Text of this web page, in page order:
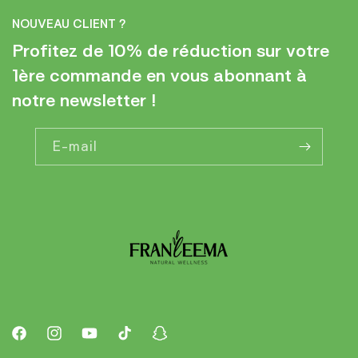
NOUVEAU CLIENT ?
Profitez de 10% de réduction sur votre
1ère commande en vous abonnant à
notre newsletter !
E-mail
FacebookInstagramYouTubeTikTok Snapchat